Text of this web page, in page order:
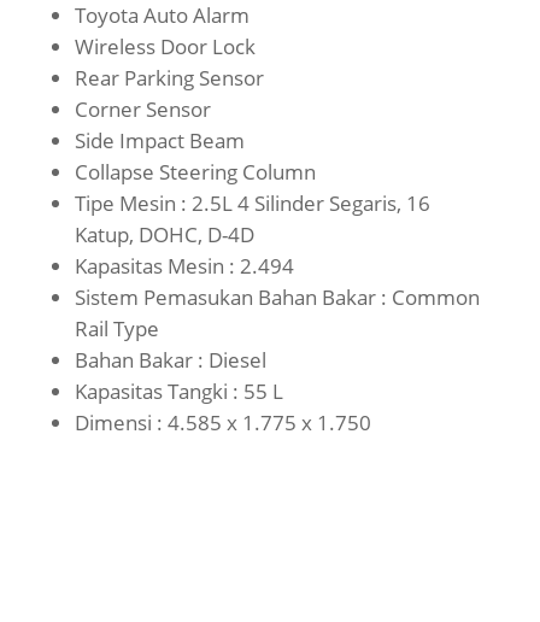
Toyota Auto Alarm
Wireless Door Lock
Rear Parking Sensor
Corner Sensor
Side Impact Beam
Collapse Steering Column
Tipe Mesin : 2.5L 4 Silinder Segaris, 16
Katup, DOHC, D-4D
Kapasitas Mesin : 2.494
Sistem Pemasukan Bahan Bakar : Common
Rail Type
Bahan Bakar : Diesel
Kapasitas Tangki : 55 L
Dimensi : 4.585 x 1.775 x 1.750